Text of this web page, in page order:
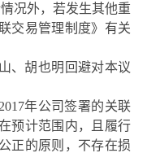
况外，若发生其他重
交易管理制度》有关
、胡也明回避对本议
2017年公司签署的关联
预计范围内，且履行
正的原则，不存在损